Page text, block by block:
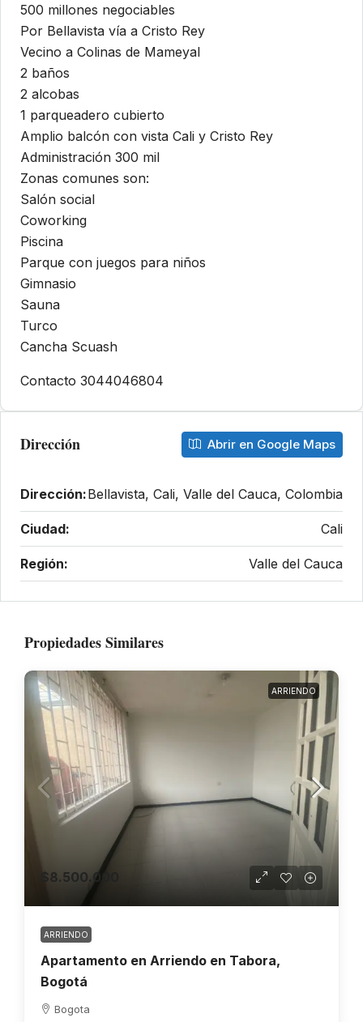
500 millones negociables
Por Bellavista vía a Cristo Rey
Vecino a Colinas de Mameyal
2 baños
2 alcobas
1 parqueadero cubierto
Amplio balcón con vista Cali y Cristo Rey
Administración 300 mil
Zonas comunes son:
Salón social
Coworking
Piscina
Parque con juegos para niños
Gimnasio
Sauna
Turco
Cancha Scuash
Contacto 3044046804
Dirección Abrir en Google Maps
Dirección:Bellavista, Cali, Valle del Cauca, Colombia
Ciudad: Cali
Región: Valle del Cauca
Propiedades Similares
ARRIENDO
$8.500.000
ARRIENDO
Apartamento en Arriendo en Tabora,
Bogotá
Bogota